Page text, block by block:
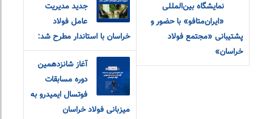
نمایشگاه بین‌المللی
«ایران‌متافو» با حضور و
پشتیبانی «مجتمع فولاد
خراسان»
جدید مدیریت
عامل فولاد
خراسان با استاندار مطرح شد:
آغاز شانزدهمین
دوره مسابقات
فوتسال ایمیدرو به
میزبانی فولاد خراسان